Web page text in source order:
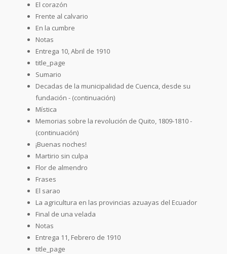
El corazón
Frente al calvario
En la cumbre
Notas
Entrega 10, Abril de 1910
title_page
Sumario
Decadas de la municipalidad de Cuenca, desde su
fundación - (continuación)
Mística
Memorias sobre la revolución de Quito, 1809-1810 -
(continuación)
¡Buenas noches!
Martirio sin culpa
Flor de almendro
Frases
El sarao
La agricultura en las provincias azuayas del Ecuador
Final de una velada
Notas
Entrega 11, Febrero de 1910
title_page